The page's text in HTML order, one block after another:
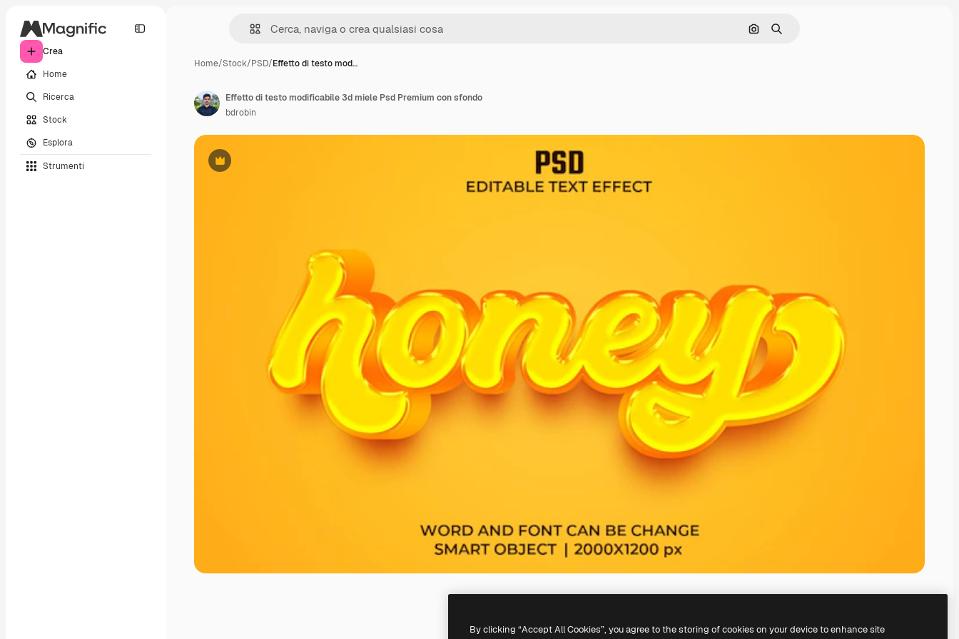
Crea
Home
Ricerca
Stock
Esplora
Strumenti
Cerca per immagine
Ricerca
Home/Stock/PSD/Effetto di testo mod…
Premium
Effetto di testo modificabile 3d miele Psd Premium con sfondo
bdrobin
By clicking “Accept All Cookies”, you agree to the storing of cookies on your device to enhance site